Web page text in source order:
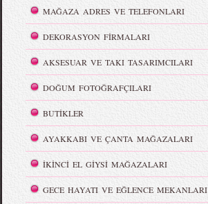
MAĞAZA ADRES VE TELEFONLARI
DEKORASYON FİRMALARI
AKSESUAR VE TAKI TASARIMCILARI
DOĞUM FOTOĞRAFÇILARI
BUTİKLER
AYAKKABI VE ÇANTA MAĞAZALARI
İKİNCİ EL GİYSİ MAĞAZALARI
GECE HAYATI VE EĞLENCE MEKANLARI